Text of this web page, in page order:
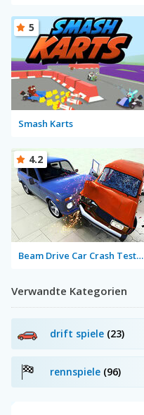
Smash Karts
5
Beam Drive Car Crash Test Simulator
4.2
Verwandte Kategorien
drift spiele (23)
rennspiele (96)